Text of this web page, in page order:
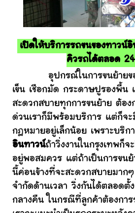
เปิดให้บริการรถขนของทาวน์
คิวรถได้ตลอด
อุปกรณ์ในการขนย้ายของ
เข็น เชือกมัด กระดาษปูรองพื้น
สะดวกสบายทุกการขนย้าย ต้อง
ด่วนเราก็มีพร้อมบริการ แต่ก็จะ
กฎหมายอยู่เล็กน้อย เพราะบริก
อินทาวน์ถ้าวิ่งงานในกรุงเทพก็จ
อยู่พอสมควร แต่ถ้าเป็นการขนย้
นี้ค่อนข้างที่จะสะดวกสบายมากๆ
จำกัดด้านเวลา วิ่งกันได้ตลอดตั้
กลางคืน ในกรณีที่ลูกค้าต้องกา